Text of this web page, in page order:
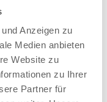
Anzeigen zu
Medien anbieten
Website zu
zu Ihrer
Partner für